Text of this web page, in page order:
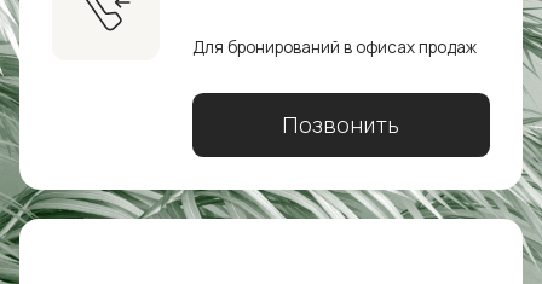
Для бронирований в офисах продаж
Позвонить